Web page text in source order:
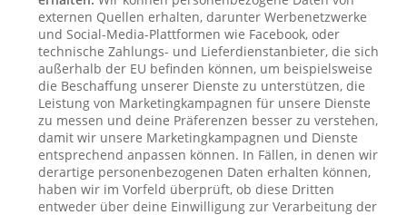
externen Quellen erhalten, darunter Werbenetzwerke
und Social-Media-Plattformen wie Facebook, oder
technische Zahlungs- und Lieferdienstanbieter, die sich
außerhalb der EU befinden können, um beispielsweise
die Beschaffung unserer Dienste zu unterstützen, die
Leistung von Marketingkampagnen für unsere Dienste
zu messen und deine Präferenzen besser zu verstehen,
damit wir unsere Marketingkampagnen und Dienste
entsprechend anpassen können. In Fällen, in denen wir
derartige personenbezogenen Daten erhalten können,
haben wir im Vorfeld überprüft, ob diese Dritten
entweder über deine Einwilligung zur Verarbeitung der